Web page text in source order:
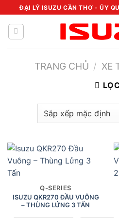
Chuyển
đến
dung
ĐẠI LÝ ISUZU CẦN THƠ - ỦY
TRANG CHỦ / XE
Q-SERIES
ISUZU QKR270 ĐẦU VUÔNG
– THÙNG LỬNG 3 TẤN